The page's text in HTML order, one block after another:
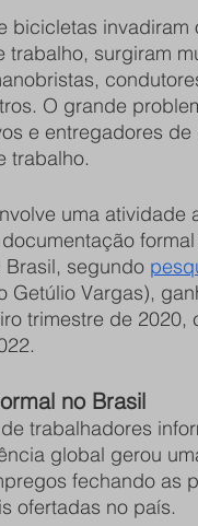
bicicletas
trabalho, surgiram
O grande
e entregadores de
trabalho.
uma
segundo
Getúlio Vargas),
trimestre de
no Brasil
trabalhadores
global gerou
fechando as
ofertadas no país.